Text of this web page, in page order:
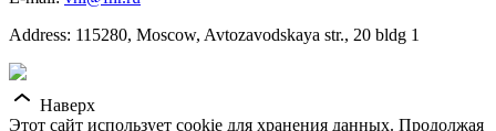
Address: 115280, Moscow, Avtozavodskaya str., 20 bldg 1
Наверх
Этот сайт использует cookie для хранения данных. Продолжая